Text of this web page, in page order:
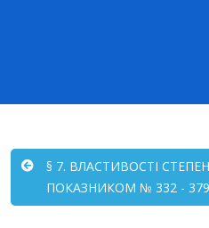
§ 7. ВЛАСТИВОСТІ
ПОКАЗНИКОМ № 332 - 379